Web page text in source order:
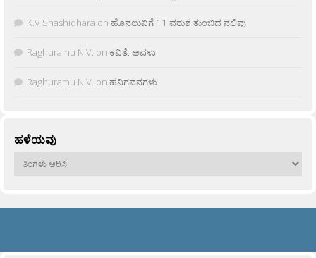
K.V Shashidhara on ಹೊನಲುವಿಗೆ 11 ವರುಶ ತುಂಬಿದ ನಲಿವು
Raghuramu N.V. on ಕವಿತೆ: ಅವಳು
Raghuramu N.V. on ಹನಿಗವನಗಳು
ಹಳೆಯವು
ಹಳೆಯವು